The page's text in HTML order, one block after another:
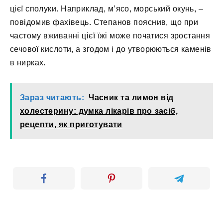
цієї сполуки. Наприклад, м’ясо, морський окунь, –
повідомив фахівець. Степанов пояснив, що при
частому вживанні цієї їжі може початися зростання
сечової кислоти, а згодом і до утворюються каменів
в нирках.
Зараз читають: Часник та лимон від
холестерину: думка лікарів про засіб,
рецепти, як приготувати